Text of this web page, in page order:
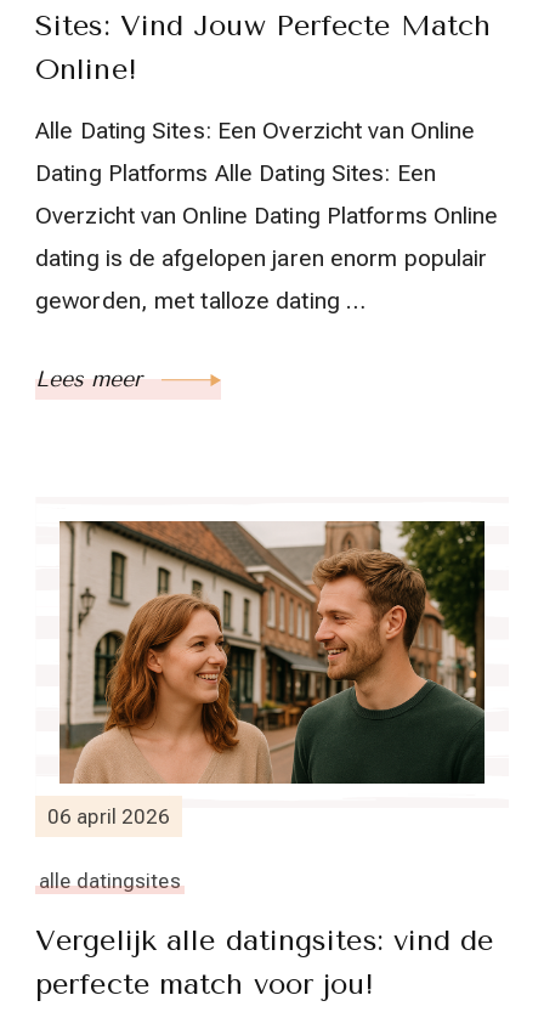
Sites: Vind Jouw Perfecte Match
Online!
Alle Dating Sites: Een Overzicht van Online
Dating Platforms Alle Dating Sites: Een
Overzicht van Online Dating Platforms Online
dating is de afgelopen jaren enorm populair
geworden, met talloze dating …
Lees meer
06 april 2026
alle datingsites
Vergelijk alle datingsites: vind de
perfecte match voor jou!